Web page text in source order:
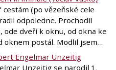
(po vězeňské cele
odpoledne. Prochodil
dveří k oknu, od okna ke
oknem postál. Modlil jsem…
Engelmar Unzeitig
Unzeitig se narodil 1.